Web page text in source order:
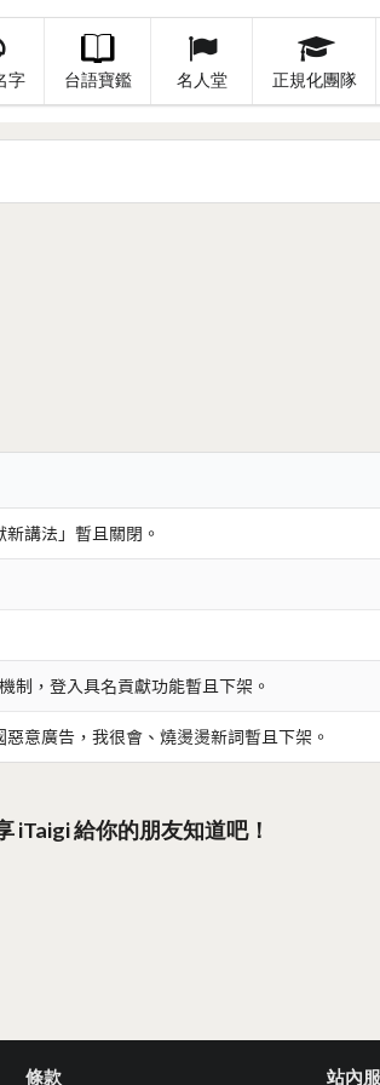
字 台語寶鑑 名人堂 正規化團隊
講法」暫且關閉。
制，登入具名貢獻功能暫且下架。
意廣告，我很會、燒燙燙新詞暫且下架。
iTaigi 給你的朋友知道吧！
條款 站內